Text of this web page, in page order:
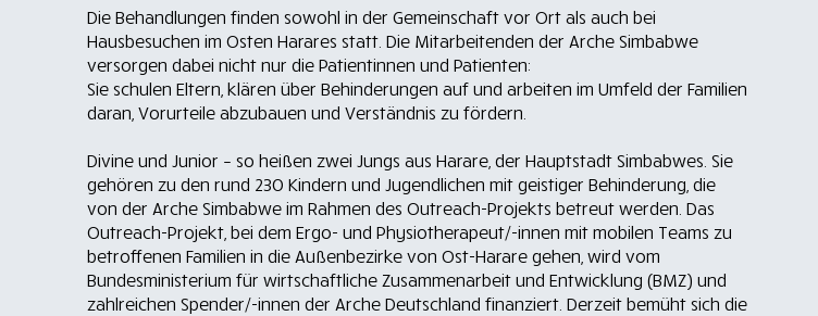
Die Behandlungen finden sowohl in der Gemeinschaft vor Ort als auch bei
Hausbesuchen im Osten Harares statt. Die Mitarbeitenden der Arche Simbabwe
versorgen dabei nicht nur die Patientinnen und Patienten:
Sie schulen Eltern, klären über Behinderungen auf und arbeiten im Umfeld der Familien
daran, Vorurteile abzubauen und Verständnis zu fördern.
Divine und Junior – so heißen zwei Jungs aus Harare, der Hauptstadt Simbabwes. Sie
gehören zu den rund 230 Kindern und Jugendlichen mit geistiger Behinderung, die
von der Arche Simbabwe im Rahmen des Outreach-Projekts betreut werden. Das
Outreach-Projekt, bei dem Ergo- und Physiotherapeut/-innen mit mobilen Teams zu
betroffenen Familien in die Außenbezirke von Ost-Harare gehen, wird vom
Bundesministerium für wirtschaftliche Zusammenarbeit und Entwicklung (BMZ) und
zahlreichen Spender/-innen der Arche Deutschland finanziert. Derzeit bemüht sich die